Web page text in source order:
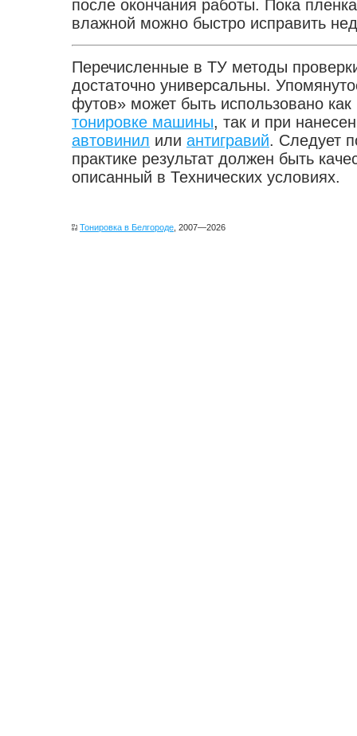
после окончания работы. Пока
влажной можно быстро исправить
Перечисленные в ТУ методы
достаточно универсальны.
футов» может быть использовано как
тонировке машины, так и при
автовинил или антигравий. Следует
практике результат должен быть
описанный в Технических условиях.
Тонировка в Белгороде , 2007—2026